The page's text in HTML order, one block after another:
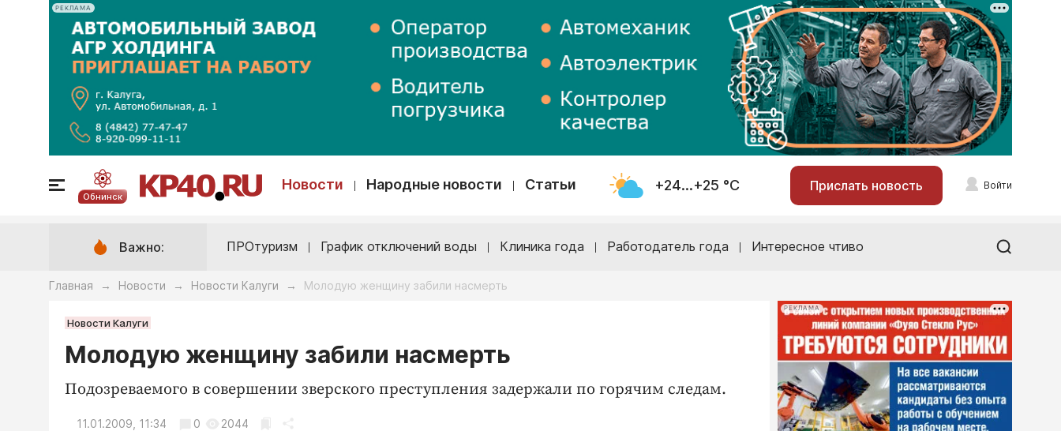
РЕКЛАМА
Обнинск
Новости Народные новости Статьи +24...+25 °С Прислать новость Войти
Важно: ПРОтуризм График отключений воды Клиника года Работодатель года Интересное чтиво
Главная → Новости → Новости Калуги → Молодую женщину забили насмерть
Новости Калуги
Молодую женщину забили насмерть
Подозреваемого в совершении зверского преступления задержали по горячим следам.
11.01.2009, 11:34 0 2044
РЕКЛАМА